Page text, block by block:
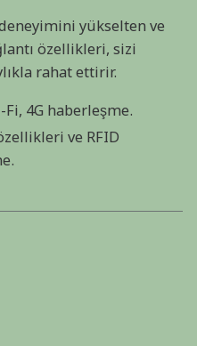
yükselten ve
özellikleri, sizi
rahat ettirir.
4G haberleşme.
ve RFID